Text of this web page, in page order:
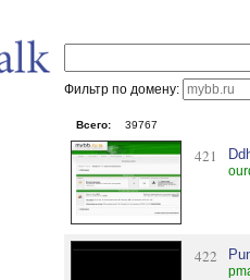
Фильтр по домену:
Всего: 39767
421
422